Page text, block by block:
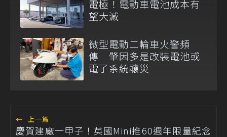
電極！電動車電池成本有
望大減
微型電動二輪車火警頻
傳 肇因多是改裝電池或
電子系統釀災
← 上一篇
慶賀建廠一甲子！英國Mini推60週年限量紀念